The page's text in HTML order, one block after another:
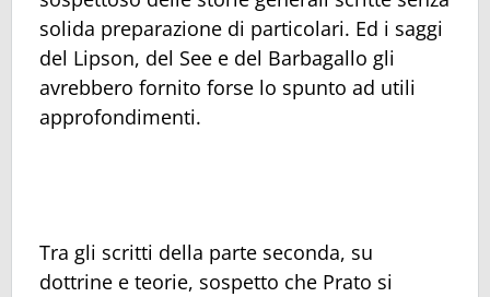
solida preparazione di particolari. Ed i saggi
del Lipson, del See e del Barbagallo gli
avrebbero fornito forse lo spunto ad utili
approfondimenti.
Tra gli scritti della parte seconda, su
dottrine e teorie, sospetto che Prato si